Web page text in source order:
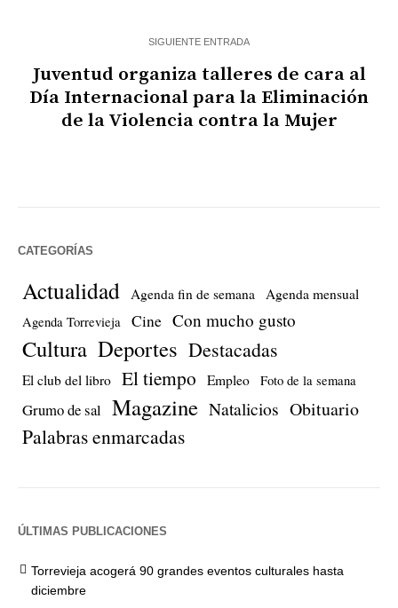
SIGUIENTE ENTRADA
Juventud organiza talleres de cara al
Día Internacional para la Eliminación
de la Violencia contra la Mujer
CATEGORÍAS
Actualidad Agenda fin de semana Agenda mensual
Agenda Torrevieja Cine Con mucho gusto
Cultura Deportes Destacadas
El club del libro El tiempo Empleo Foto de la semana
Grumo de sal Magazine Natalicios Obituario
Palabras enmarcadas
ÚLTIMAS PUBLICACIONES
Torrevieja acogerá 90 grandes eventos culturales hasta
diciembre